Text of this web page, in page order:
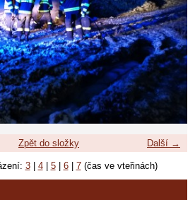
Další →
Zpět do složky
3| 4| 5| 6| 7(čas ve vteřinách)